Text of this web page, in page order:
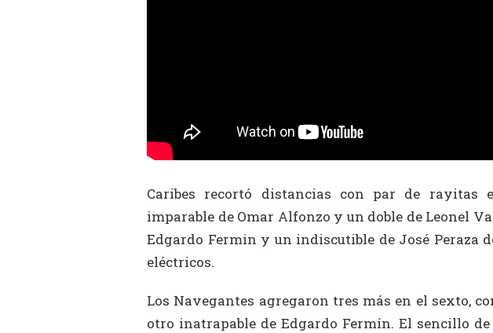
Caribes recortó distancias con par de
imparable de Omar Alfonzo y un doble de Leonel
Edgardo Fermin y un indiscutible de José Peraza
eléctricos.
Los Navegantes agregaron tres más en el sexto,
otro inatrapable de Edgardo Fermín. El sencillo